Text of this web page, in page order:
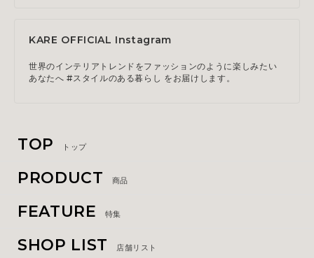
KARE OFFICIAL Instagram
世界のインテリアトレンドをファッションのように楽しみたい
あなたへ #スタイルのある暮らし をお届けします。
TOP トップ
PRODUCT 商品
FEATURE 特集
SHOP LIST 店舗リスト